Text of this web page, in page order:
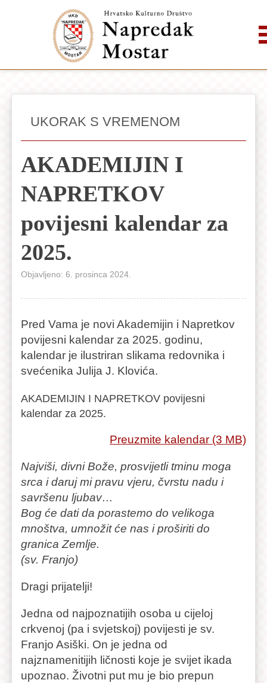
UKORAK S VREMENOM
AKADEMIJIN I
NAPRETKOV
povijesni kalendar za
2025.
Objavljeno: 6. prosinca 2024.
Pred Vama je novi Akademijin i Napretkov
povijesni kalendar za 2025. godinu,
kalendar je ilustriran slikama redovnika i
svećenika Julija J. Klovića.
AKADEMIJIN I NAPRETKOV povijesni
kalendar za 2025.
Preuzmite kalendar (3 MB)
Najviši, divni Bože, prosvijetli tminu moga
srca i daruj mi pravu vjeru, čvrstu nadu i
savršenu ljubav…
Bog će dati da porastemo do velikoga
mnoštva, umnožit će nas i proširiti do
granica Zemlje.
(sv. Franjo)
Dragi prijatelji!
Jedna od najpoznatijih osoba u cijeloj
crkvenoj (pa i svjetskoj) povijesti je sv.
Franjo Asiški. On je jedna od
najznamenitijih ličnosti koje je svijet ikada
upoznao. Životni put mu je bio prepun